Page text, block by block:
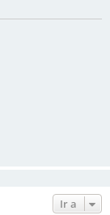
Ir a